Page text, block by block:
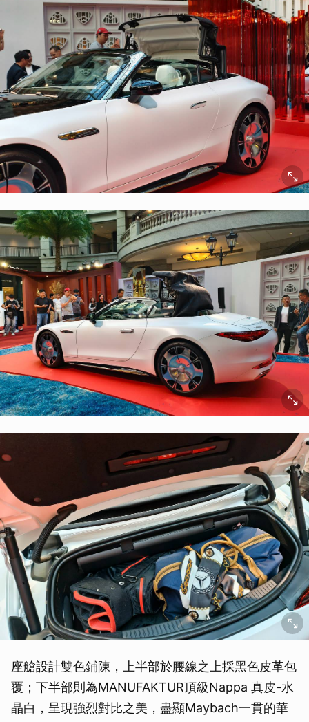
座艙設計雙色鋪陳，上半部於腰線之上採黑色皮革包
覆；下半部則為MANUFAKTUR頂級Nappa 真皮-水
晶白，呈現強烈對比之美，盡顯Maybach一貫的華